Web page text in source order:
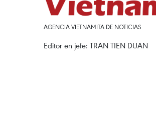
AGENCIA VIETNAMITA DE NOTICIAS
Editor en jefe: TRAN TIEN DUAN